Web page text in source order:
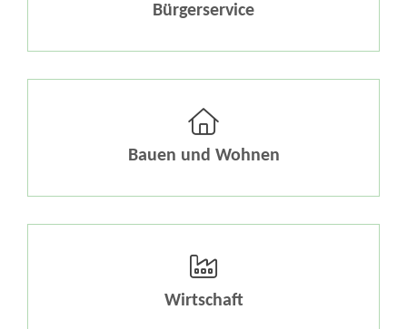
Bürgerservice
Bauen und Wohnen
Wirtschaft